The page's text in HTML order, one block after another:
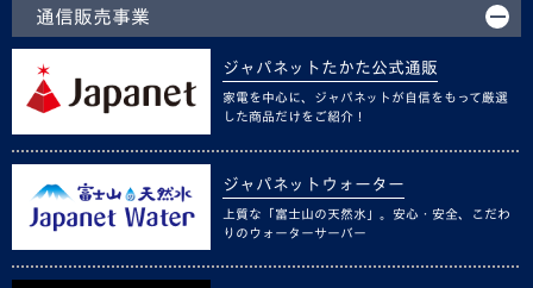
通信販売事業
ジャパネットたかた公式通販
家電を中心に、ジャパネットが自信をもって厳選
した商品だけをご紹介！
ジャパネットウォーター
上質な「富士山の天然水」。安心・安全、こだわ
りのウォーターサーバー